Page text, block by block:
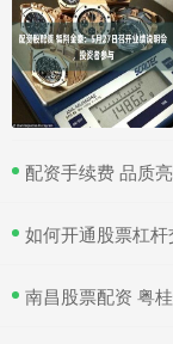
配资手续费 品质亮相｜
如何开通股票杠杆交
南昌股票配资 粤